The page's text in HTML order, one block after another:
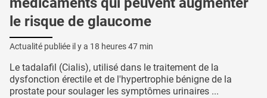
le risque de glaucome
Actualité publiée il y a 18 heures 47 min
Le tadalafil (Cialis), utilisé dans le traitement de la
dysfonction érectile et de l'hypertrophie bénigne de la
prostate pour soulager les symptômes urinaires ...